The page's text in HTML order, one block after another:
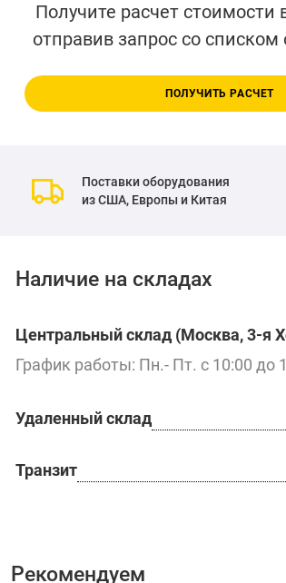
Получите расчет стоимости
отправив запрос со списком
ПОЛУЧИТЬ РАСЧЕТ
Поставки оборудования
из США, Европы и Китая
Наличие на складах
Центральный склад (Москва, 3-я
График работы: Пн.- Пт. с 10:00 до
Удаленный склад
Транзит
Рекомендуем